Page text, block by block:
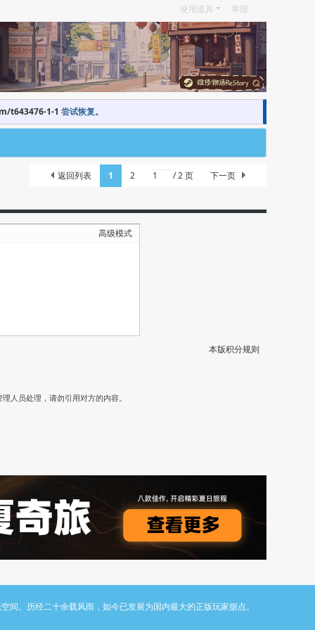
使用道具 举报
t643476-1-1 尝试恢复。
1 2 / 2 页 下一页
返回列表
高级模式
本版积分规则
人员处理，请勿引用对方的内容。
历经二十余载风雨，如今已发展为国内最大的正版玩家据点。